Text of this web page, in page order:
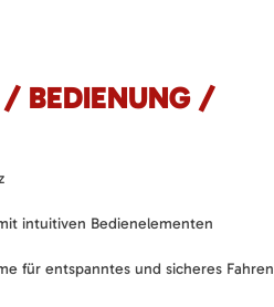
/ BEDIENUNG /
intuitiven Bedienelementen
für entspanntes und sicheres Fahren